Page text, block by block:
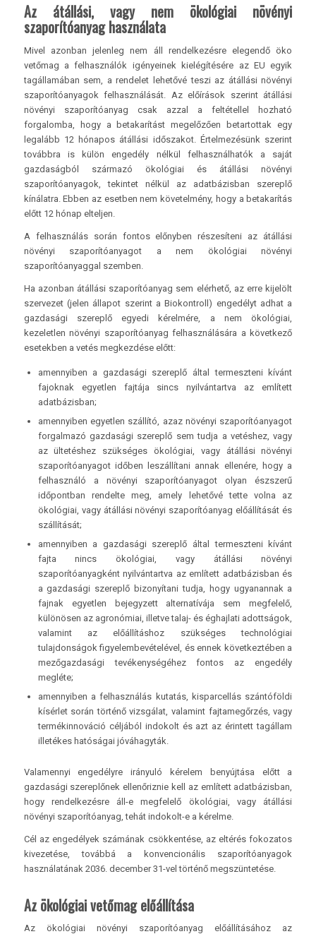
Az átállási, vagy nem ökológiai növényi
szaporítóanyag használata
Mivel azonban jelenleg nem áll rendelkezésre elegendő öko
vetőmag a felhasználók igényeinek kielégítésére az EU egyik
tagállamában sem, a rendelet lehetővé teszi az átállási növényi
szaporítóanyagok felhasználását. Az előírások szerint átállási
növényi szaporítóanyag csak azzal a feltétellel hozható
forgalomba, hogy a betakarítást megelőzően betartottak egy
legalább 12 hónapos átállási időszakot. Értelmezésünk szerint
továbbra is külön engedély nélkül felhasználhatók a saját
gazdaságból származó ökológiai és átállási növényi
szaporítóanyagok, tekintet nélkül az adatbázisban szereplő
kínálatra. Ebben az esetben nem követelmény, hogy a betakarítás
előtt 12 hónap elteljen.
A felhasználás során fontos előnyben részesíteni az átállási
növényi szaporítóanyagot a nem ökológiai növényi
szaporítóanyaggal szemben.
Ha azonban átállási szaporítóanyag sem elérhető, az erre kijelölt
szervezet (jelen állapot szerint a Biokontroll) engedélyt adhat a
gazdasági szereplő egyedi kérelmére, a nem ökológiai,
kezeletlen növényi szaporítóanyag felhasználására a következő
esetekben a vetés megkezdése előtt:
amennyiben a gazdasági szereplő által termeszteni kívánt
fajoknak egyetlen fajtája sincs nyilvántartva az említett
adatbázisban;
amennyiben egyetlen szállító, azaz növényi szaporítóanyagot
forgalmazó gazdasági szereplő sem tudja a vetéshez, vagy
az ültetéshez szükséges ökológiai, vagy átállási növényi
szaporítóanyagot időben leszállítani annak ellenére, hogy a
felhasználó a növényi szaporítóanyagot olyan észszerű
időpontban rendelte meg, amely lehetővé tette volna az
ökológiai, vagy átállási növényi szaporítóanyag előállítását és
szállítását;
amennyiben a gazdasági szereplő által termeszteni kívánt
fajta nincs ökológiai, vagy átállási növényi
szaporítóanyagként nyilvántartva az említett adatbázisban és
a gazdasági szereplő bizonyítani tudja, hogy ugyanannak a
fajnak egyetlen bejegyzett alternatívája sem megfelelő,
különösen az agronómiai, illetve talaj- és éghajlati adottságok,
valamint az előállításhoz szükséges technológiai
tulajdonságok figyelembevételével, és ennek következtében a
mezőgazdasági tevékenységéhez fontos az engedély
megléte;
amennyiben a felhasználás kutatás, kisparcellás szántóföldi
kísérlet során történő vizsgálat, valamint fajtamegőrzés, vagy
termékinnováció céljából indokolt és azt az érintett tagállam
illetékes hatóságai jóváhagyták.
Valamennyi engedélyre irányuló kérelem benyújtása előtt a
gazdasági szereplőnek ellenőriznie kell az említett adatbázisban,
hogy rendelkezésre áll-e megfelelő ökológiai, vagy átállási
növényi szaporítóanyag, tehát indokolt-e a kérelme.
Cél az engedélyek számának csökkentése, az eltérés fokozatos
kivezetése, továbbá a konvencionális szaporítóanyagok
használatának 2036. december 31-vel történő megszüntetése.
Az ökológiai vetőmag előállítása
Az ökológiai növényi szaporítóanyag előállításához az